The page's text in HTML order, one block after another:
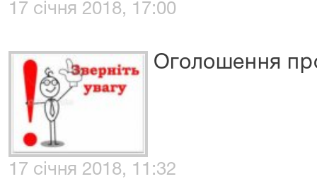
17 січня 2018, 17:00
Оголошення
17 січня 2018, 11:32